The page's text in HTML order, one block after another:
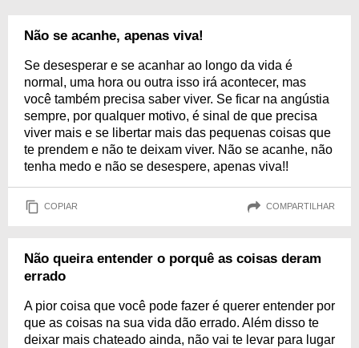
Não se acanhe, apenas viva!
Se desesperar e se acanhar ao longo da vida é
normal, uma hora ou outra isso irá acontecer, mas
você também precisa saber viver. Se ficar na angústia
sempre, por qualquer motivo, é sinal de que precisa
viver mais e se libertar mais das pequenas coisas que
te prendem e não te deixam viver. Não se acanhe, não
tenha medo e não se desespere, apenas viva!!
COPIAR COMPARTILHAR
Não queira entender o porquê as coisas deram
errado
A pior coisa que você pode fazer é querer entender por
que as coisas na sua vida dão errado. Além disso te
deixar mais chateado ainda, não vai te levar para lugar